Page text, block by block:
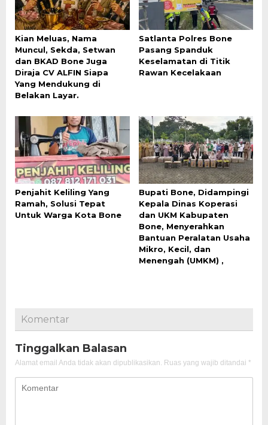
Kian Meluas, Nama
Muncul, Sekda, Setwan
dan BKAD Bone Juga
Diraja CV ALFIN Siapa
Yang Mendukung di
Belakan Layar.
Satlanta Polres Bone
Pasang Spanduk
Keselamatan di Titik
Rawan Kecelakaan
Penjahit Keliling Yang
Ramah, Solusi Tepat
Untuk Warga Kota Bone
Bupati Bone, Didampingi
Kepala Dinas Koperasi
dan UKM Kabupaten
Bone, Menyerahkan
Bantuan Peralatan Usaha
Mikro, Kecil, dan
Menengah (UMKM) ,
Komentar
Tinggalkan Balasan
Alamat email Anda tidak akan dipublikasikan. Ruas yang wajib ditandai *